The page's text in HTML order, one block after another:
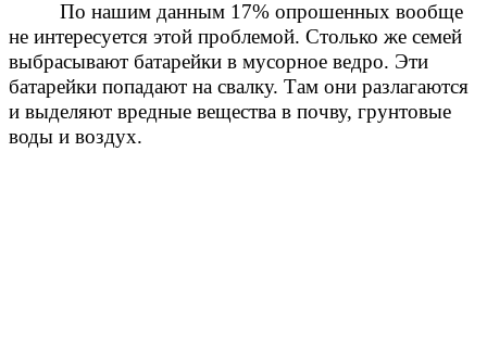
По нашим данным 17% опрошенных вообще
не интересуется этой проблемой. Столько же семей
выбрасывают батарейки в мусорное ведро. Эти
батарейки попадают на свалку. Там они разлагаются
и выделяют вредные вещества в почву, грунтовые
воды и воздух.